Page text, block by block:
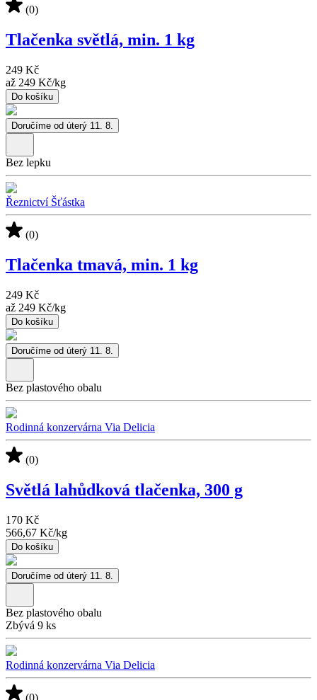
(0)
Tlačenka světlá, min. 1 kg
249 Kč
až 249 Kč/kg
Do košíku
Doručíme od úterý 11. 8.
Bez lepku
Řeznictví Šťástka
(0)
Tlačenka tmavá, min. 1 kg
249 Kč
až 249 Kč/kg
Do košíku
Doručíme od úterý 11. 8.
Bez plastového obalu
Rodinná konzervárna Via Delicia
(0)
Světlá lahůdková tlačenka, 300 g
170 Kč
566,67 Kč/kg
Do košíku
Doručíme od úterý 11. 8.
Bez plastového obalu
Zbývá 9 ks
Rodinná konzervárna Via Delicia
(0)